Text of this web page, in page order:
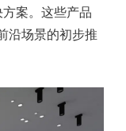
案。这些产品
沿场景的初步推